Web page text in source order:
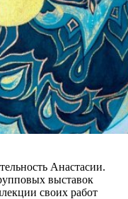
Анастасии.
выставок
своих работ